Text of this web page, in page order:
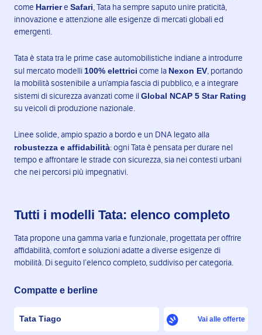
come Harriere Safari, Tata ha sempre saputo unire praticità,
innovazione e attenzione alle esigenze di mercati globali ed
emergenti.
Tata è stata tra le prime case automobilistiche indiane a introdurre
sul mercato modelli 100% elettrici come la Nexon EV, portando
la mobilità sostenibile a un’ampia fascia di pubblico, e a integrare
sistemi di sicurezza avanzati come il Global NCAP 5 Star Rating
su veicoli di produzione nazionale.
Linee solide, ampio spazio a bordo e un DNA legato alla
robustezza e affidabilità: ogni Tata è pensata per durare nel
tempo e affrontare le strade con sicurezza, sia nei contesti urbani
che nei percorsi più impegnativi.
Tutti i modelli Tata: elenco completo
Tata propone una gamma varia e funzionale, progettata per offrire
affidabilità, comfort e soluzioni adatte a diverse esigenze di
mobilità. Di seguito l’elenco completo, suddiviso per categoria.
Compatte e berline
Tata Tiago Vai alle offerte